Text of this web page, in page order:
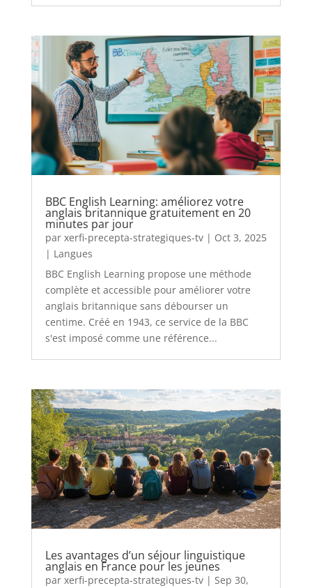
BBC English Learning: améliorez votre
anglais britannique gratuitement en 20
minutes par jour
par xerfi-precepta-strategiques-tv| Oct 3, 2025
| Langues
BBC English Learning propose une méthode
complète et accessible pour améliorer votre
anglais britannique sans débourser un
centime. Créé en 1943, ce service de la BBC
s'est imposé comme une référence...
Les avantages d’un séjour linguistique
anglais en France pour les jeunes
par xerfi-precepta-strategiques-tv| Sep 30,